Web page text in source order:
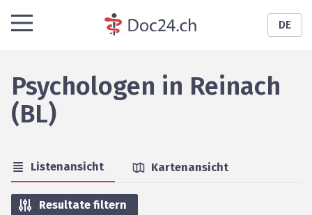
DE
Psychologen in Reinach
(BL)
Listenansicht Kartenansicht
Resultate filtern